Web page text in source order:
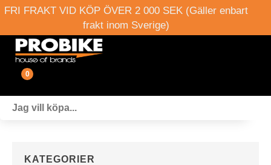
FRI FRAKT VID KÖP ÖVER 2 000 SEK (Gäller enbart
frakt inom Sverige)
0
KATEGORIER